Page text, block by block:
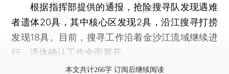
根据指挥部提供的通报，抢险搜寻队发现遇难
者遗体20具，其中核心区发现2具，沿江搜寻打捞
发现18具。目前，搜寻工作沿着金沙江流域继续进
行，遗体确认工作全面展开。
本文共计266字 订阅后继续阅读